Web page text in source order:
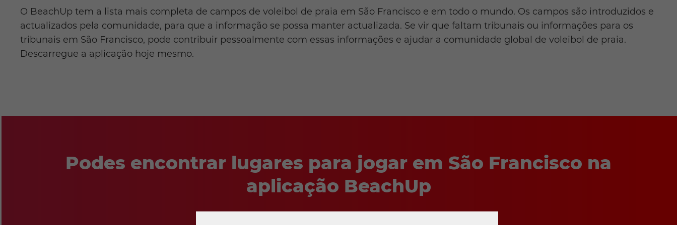
O BeachUp tem a lista mais completa de campos de voleibol de praia em São Francisco e em todo o mundo. Os campos são introduzidos e
actualizados pela comunidade, para que a informação se possa manter actualizada. Se vir que faltam tribunais ou informações para os
tribunais em São Francisco, pode contribuir pessoalmente com essas informações e ajudar a comunidade global de voleibol de praia.
Descarregue a aplicação hoje mesmo.
Podes encontrar lugares para jogar em São Francisco na
aplicação BeachUp